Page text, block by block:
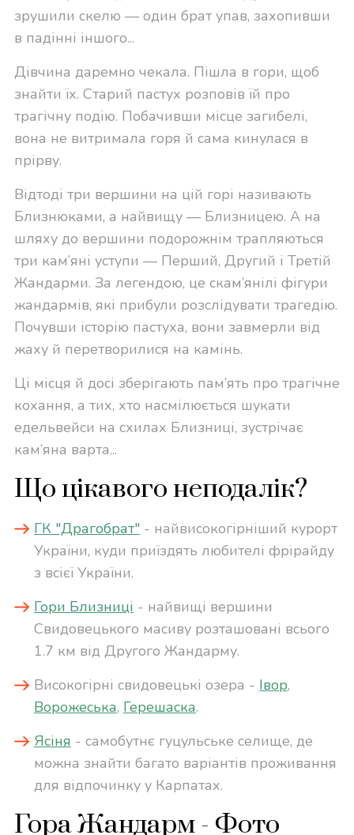
зрушили скелю — один брат упав, захопивши
в падінні іншого...
Дівчина даремно чекала. Пішла в гори, щоб
знайти їх. Старий пастух розповів їй про
трагічну подію. Побачивши місце загибелі,
вона не витримала горя й сама кинулася в
прірву.
Відтоді три вершини на цій горі називають
Близнюками, а найвищу — Близницею. А на
шляху до вершини подорожнім трапляються
три кам’яні уступи — Перший, Другий і Третій
Жандарми. За легендою, це скам’янілі фігури
жандармів, які прибули розслідувати трагедію.
Почувши історію пастуха, вони завмерли від
жаху й перетворилися на камінь.
Ці місця й досі зберігають пам’ять про трагічне
кохання, а тих, хто насмілюється шукати
едельвейси на схилах Близниці, зустрічає
кам’яна варта...
Що цікавого неподалік?
ГК "Драгобрат"- найвисокогірніший курорт
України, куди приїздять любителі фрірайду
з всієї України.
Гори Близниці - найвищі вершини
Свидовецького масиву розташовані всього
1.7 км від Другого Жандарму.
Високогірні свидовецькі озера - Івор,
Ворожеська, Герешаска.
Ясіня - самобутнє гуцульське селище, де
можна знайти багато варіантів проживання
для відпочинку у Карпатах.
Гора Жандарм - Фото